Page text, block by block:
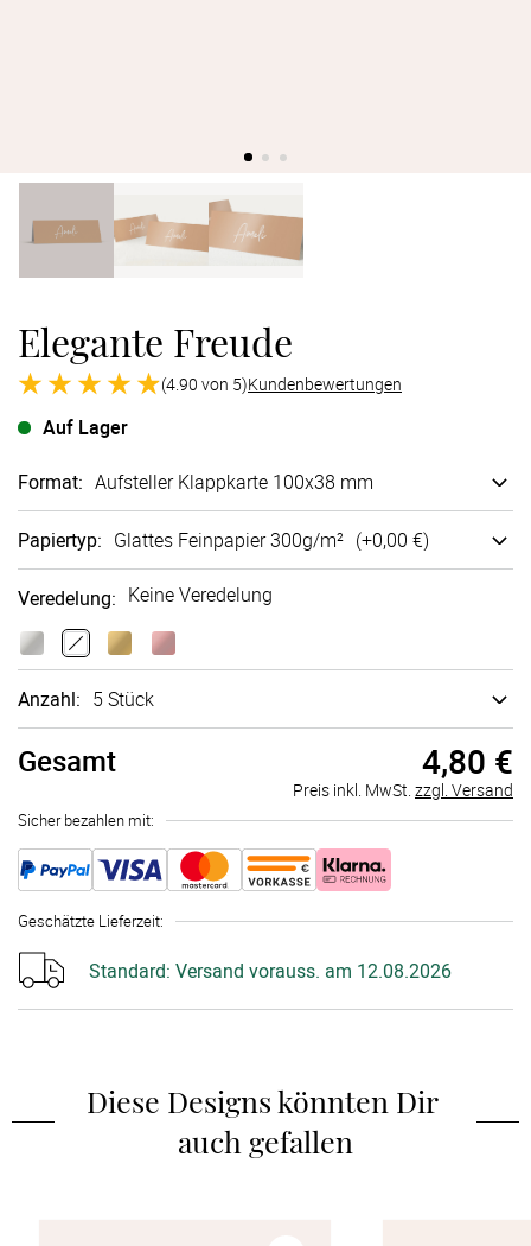
Elegante Freude
(4.90 von 5)Kundenbewertungen
Auf Lager
Format: Aufsteller Klappkarte 100x38 mm
Papiertyp: Glattes Fein­papier 300g/m² (+0,00 €)
Veredelung: Keine Veredelung
Anzahl: 5 Stück
Gesamt 4,80 €
Preis inkl. MwSt. zzgl. Versand
Sicher bezahlen mit:
Geschätzte Lieferzeit:
Standard: Versand vorauss. am 12.08.2026
Diese Designs könnten Dir
auch gefallen